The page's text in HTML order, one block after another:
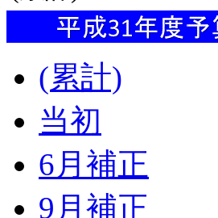
(累計)
当初
6月補正
9月補正